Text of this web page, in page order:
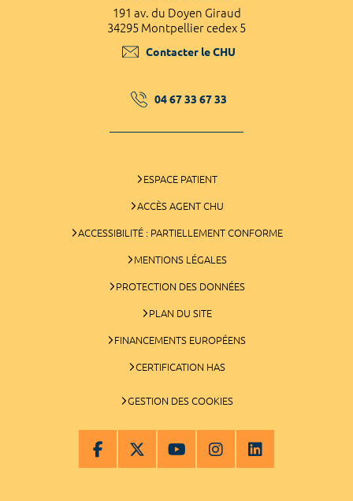
191 av. du Doyen Giraud
34295 Montpellier cedex 5
Contacter le CHU
04 67 33 67 33
ESPACE PATIENT
ACCÈS AGENT CHU
ACCESSIBILITÉ : PARTIELLEMENT CONFORME
MENTIONS LÉGALES
PROTECTION DES DONNÉES
PLAN DU SITE
FINANCEMENTS EUROPÉENS
CERTIFICATION HAS
GESTION DES COOKIES